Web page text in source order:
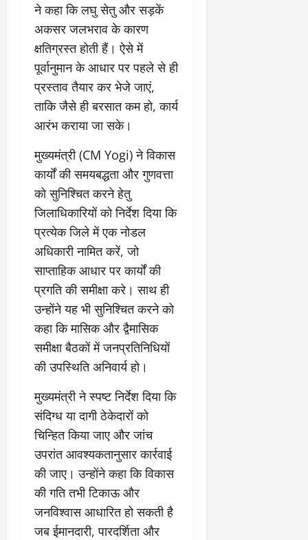
ने कहा कि लघु सेतु और सड़कें
अकसर जलभराव के कारण
क्षतिग्रस्त होती हैं। ऐसे में
पूर्वानुमान के आधार पर पहले से ही
प्रस्ताव तैयार कर भेजे जाएं,
ताकि जैसे ही बरसात कम हो, कार्य
आरंभ कराया जा सके।
मुख्यमंत्री (CM Yogi) ने विकास
कार्यों की समयबद्धता और गुणवत्ता
को सुनिश्चित करने हेतु
जिलाधिकारियों को निर्देश दिया कि
प्रत्येक जिले में एक नोडल
अधिकारी नामित करें, जो
साप्ताहिक आधार पर कार्यों की
प्रगति की समीक्षा करे। साथ ही
उन्होंने यह भी सुनिश्चित करने को
कहा कि मासिक और द्वैमासिक
समीक्षा बैठकों में जनप्रतिनिधियों
की उपस्थिति अनिवार्य हो।
मुख्यमंत्री ने स्पष्ट निर्देश दिया कि
संदिग्ध या दागी ठेकेदारों को
चिन्हित किया जाए और जांच
उपरांत आवश्यकतानुसार कार्रवाई
की जाए। उन्होंने कहा कि विकास
की गति तभी टिकाऊ और
जनविश्वास आधारित हो सकती है
जब ईमानदारी, पारदर्शिता और